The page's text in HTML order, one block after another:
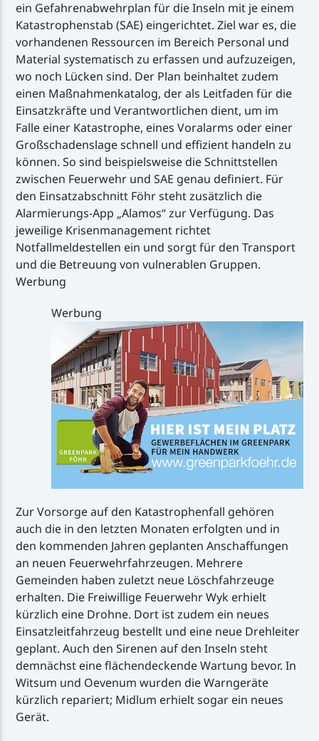
ein Gefahrenabwehrplan für die Inseln mit je einem
Katastrophenstab (SAE) eingerichtet. Ziel war es, die
vorhandenen Ressourcen im Bereich Personal und
Material systematisch zu erfassen und aufzuzeigen,
wo noch Lücken sind. Der Plan beinhaltet zudem
einen Maßnahmenkatalog, der als Leitfaden für die
Einsatzkräfte und Verantwortlichen dient, um im
Falle einer Katastrophe, eines Voralarms oder einer
Großschadenslage schnell und effizient handeln zu
können. So sind beispielsweise die Schnittstellen
zwischen Feuerwehr und SAE genau definiert. Für
den Einsatzabschnitt Föhr steht zusätzlich die
Alarmierungs-App „Alamos“ zur Verfügung. Das
jeweilige Krisenmanagement richtet
Notfallmeldestellen ein und sorgt für den Transport
und die Betreuung von vulnerablen Gruppen.
Werbung
Werbung
Zur Vorsorge auf den Katastrophenfall gehören
auch die in den letzten Monaten erfolgten und in
den kommenden Jahren geplanten Anschaffungen
an neuen Feuerwehrfahrzeugen. Mehrere
Gemeinden haben zuletzt neue Löschfahrzeuge
erhalten. Die Freiwillige Feuerwehr Wyk erhielt
kürzlich eine Drohne. Dort ist zudem ein neues
Einsatzleitfahrzeug bestellt und eine neue Drehleiter
geplant. Auch den Sirenen auf den Inseln steht
demnächst eine flächendeckende Wartung bevor. In
Witsum und Oevenum wurden die Warngeräte
kürzlich repariert; Midlum erhielt sogar ein neues
Gerät.